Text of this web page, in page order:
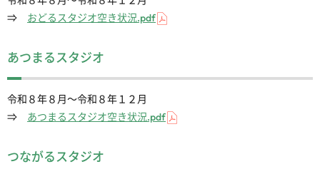
⇒ おどるスタジオ空き状況.pdf
あつまるスタジオ
令和８年８月～令和８年１２月
⇒ あつまるスタジオ空き状況.pdf
つながるスタジオ